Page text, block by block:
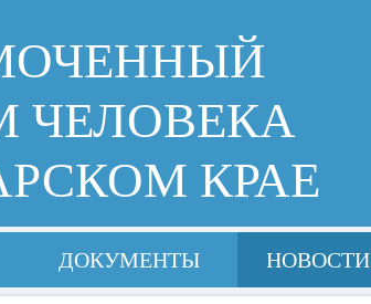
ЧЕЛОВЕКА
КРАЕ
ДОКУМЕНТЫ НОВОСТИ